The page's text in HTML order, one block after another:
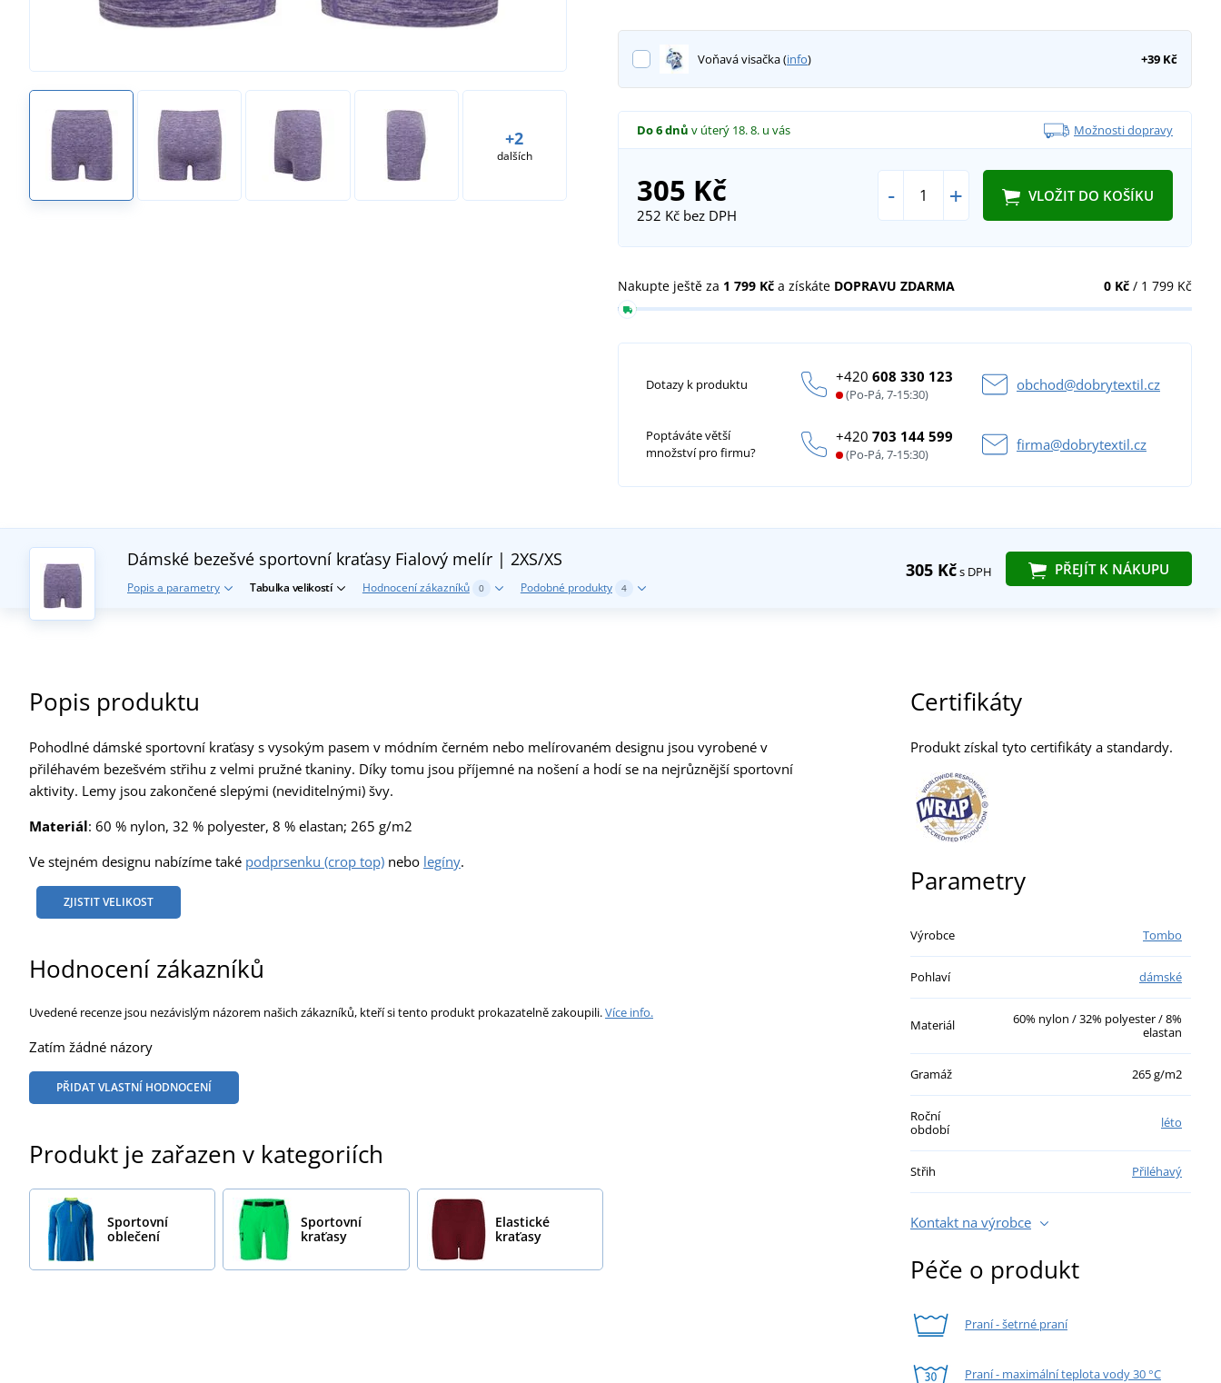
+2
dalších
Voňavá visačka (info) +39 Kč
Do 6 dnů v úterý 18. 8. u vás Možnosti dopravy
305 Kč
252 Kčbez DPH
- + VLOŽIT DO KOŠÍKU
0 Kč/ 1 799 Kč
Nakupte ještě za 1 799 Kč a získáte DOPRAVU ZDARMA
Dotazy k produktu +420608 330 123
(Po-Pá, 7-15:30)
obchod@dobrytextil.cz
Poptáváte větší
množství pro firmu?
+420703 144 599
(Po-Pá, 7-15:30)
firma@dobrytextil.cz
305 Kčs DPH PŘEJÍT K NÁKUPU
Dámské bezešvé sportovní kraťasy Fialový melír | 2XS/XS
Popis a parametry Tabulka velikostí Hodnocení zákazníků 0 Podobné produkty 4
Popis produktu
Pohodlné dámské sportovní kraťasy s vysokým pasem v módním černém nebo melírovaném designu jsou vyrobené v
přiléhavém bezešvém střihu z velmi pružné tkaniny. Díky tomu jsou příjemné na nošení a hodí se na nejrůznější sportovní
aktivity. Lemy jsou zakončené slepými (neviditelnými) švy.
Materiál: 60 % nylon, 32 % polyester, 8 % elastan; 265 g/m2
Ve stejném designu nabízíme také podprsenku (crop top) nebo legíny.
ZJISTIT VELIKOST
Hodnocení zákazníků
Uvedené recenze jsou nezávislým názorem našich zákazníků, kteří si tento produkt prokazatelně zakoupili.Více info.
Zatím žádné názory
PŘIDAT VLASTNÍ HODNOCENÍ
Produkt je zařazen v kategoriích
Sportovní
oblečení
Sportovní
kraťasy
Elastické
kraťasy
Certifikáty
Produkt získal tyto certifikáty a standardy.
Parametry
Výrobce Tombo
Pohlaví dámské
Materiál
60% nylon / 32% polyester / 8%
elastan
Gramáž 265 g/m2
Roční
období
léto
Střih Přiléhavý
Kontakt na výrobce
Péče o produkt
Praní - šetrné praní
Praní - maximální teplota vody 30 °C